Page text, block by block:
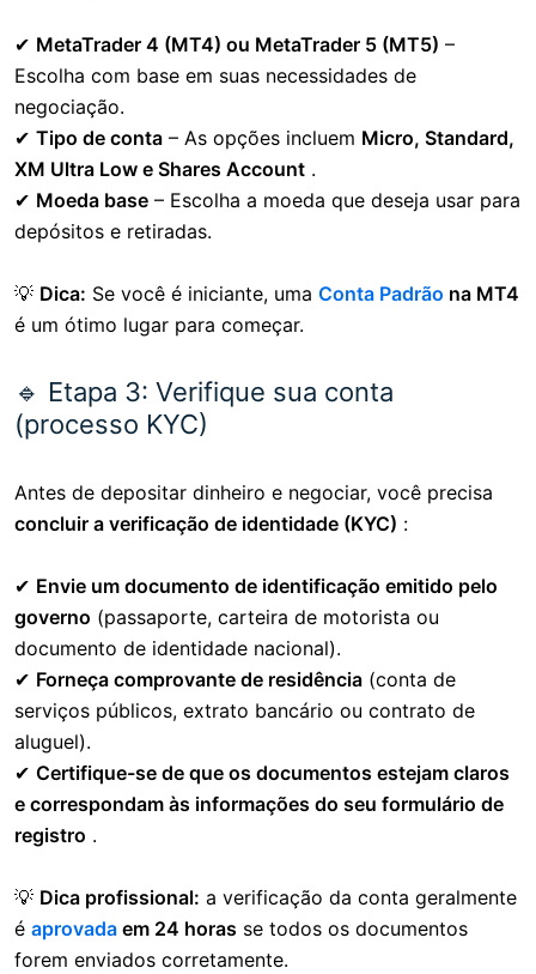
✔ MetaTrader 4 (MT4) ou MetaTrader 5 (MT5) –
Escolha com base em suas necessidades de
negociação.
✔ Tipo de conta – As opções incluem Micro, Standard,
XM Ultra Low e Shares Account .
✔ Moeda base – Escolha a moeda que deseja usar para
depósitos e retiradas.
💡 Dica: Se você é iniciante, uma Conta Padrão na MT4
é um ótimo lugar para começar.
🔹 Etapa 3: Verifique sua conta
(processo KYC)
Antes de depositar dinheiro e negociar, você precisa
concluir a verificação de identidade (KYC) :
✔ Envie um documento de identificação emitido pelo
governo (passaporte, carteira de motorista ou
documento de identidade nacional).
✔ Forneça comprovante de residência (conta de
serviços públicos, extrato bancário ou contrato de
aluguel).
✔ Certifique-se de que os documentos estejam claros
e correspondam às informações do seu formulário de
registro .
💡 Dica profissional: a verificação da conta geralmente
é aprovada em 24 horas se todos os documentos
forem enviados corretamente.